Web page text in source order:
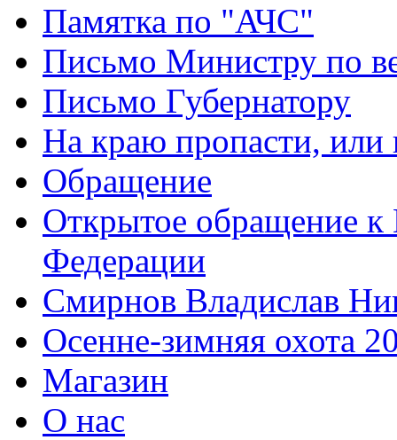
Памятка по "АЧС"
Письмо Министру по
Письмо Губернатору
На краю пропасти, или
Обращение
Открытое обращение к
Федерации
Смирнов Владислав
Осенне-зимняя охота
Магазин
О нас